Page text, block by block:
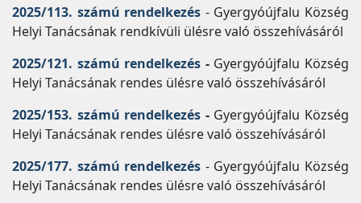
2025/113. számú rendelkezés - Gyergyóújfalu Község
Helyi Tanácsának rendkívüli ülésre való összehívásáról
2025/121. számú rendelkezés - Gyergyóújfalu Község
Helyi Tanácsának rendes ülésre való összehívásáról
2025/153. számú rendelkezés - Gyergyóújfalu Község
Helyi Tanácsának rendes ülésre való összehívásáról
2025/177. számú rendelkezés - Gyergyóújfalu Község
Helyi Tanácsának rendes ülésre való összehívásáról